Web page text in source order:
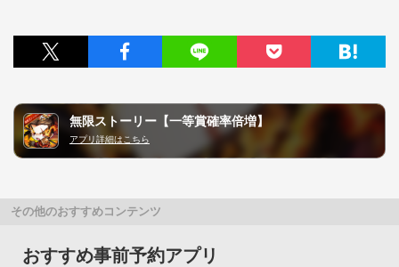
無限ストーリー【一等賞確率倍増】
アプリ詳細はこちら
その他のおすすめコンテンツ
おすすめ事前予約アプリ